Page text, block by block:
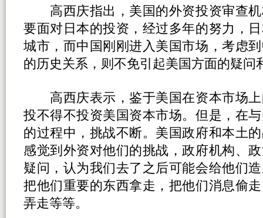
高西庆指出，美国的外资投资审查机
要面对日本的投资，经过多年的努力，
城市，而中国刚刚进入美国市场，考虑
的历史关系，则不免引起美国方面的疑问
高西庆表示，鉴于美国在资本市场上
投不得不投资美国资本市场。但是，在
的过程中，挑战不断。美国政府和本土
感觉到外资对他们的挑战，政府机构、
疑问，认为我们去了之后可能会给他们
把他们重要的东西拿走，把他们消息偷
弄走等等。